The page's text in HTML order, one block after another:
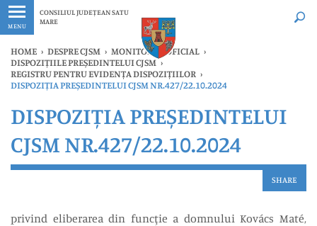
MENU
CONSILIUL JUDEȚEAN SATU
MARE
Ultimele
HOME › DESPRE CJSM › MONITORUL OFICIAL ›
DISPOZIȚIILE PREȘEDINTELUI CJSM ›
REGISTRU PENTRU EVIDENȚA DISPOZIȚIILOR ›
DISPOZIȚIA PREȘEDINTELUI CJSM NR.427/22.10.2024
DISPOZIȚIA PREȘEDINTELUI
CJSM NR.427/22.10.2024
SHARE
privind eliberarea din funcţie a domnului Kovács Maté,